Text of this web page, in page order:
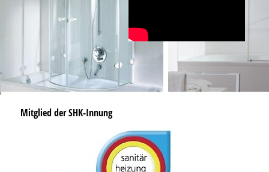
Mitglied der SHK-Innung